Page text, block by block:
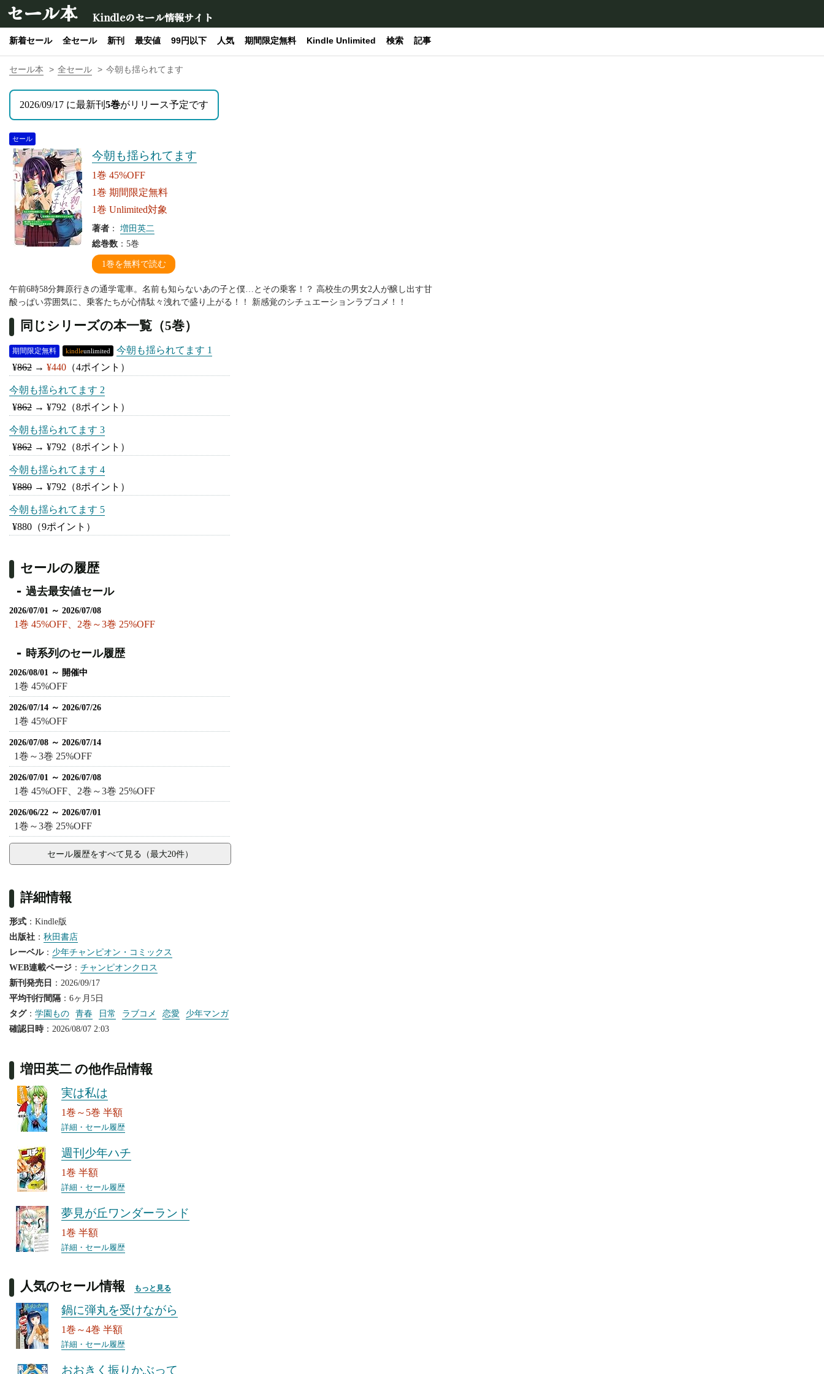
セール本 Kindleのセール情報サイト
新着セール 全セール 新刊 最安値 99円以下 人気 期間限定無料 Kindle Unlimited 検索 記事
セール本 全セール 今朝も揺られてます
2026/09/17 に最新刊 5巻がリリース予定です
セール
今朝も揺られてます
1巻 45%OFF
1巻 期間限定無料
1巻 Unlimited対象
著者 ： 増田英二
総巻数 ：5巻
1巻を無料で読む
午前6時58分舞原行きの通学電車。名前も知らないあの子と僕…とその乗客！？ 高校生の男女2人が醸し出す甘
酸っぱい雰囲気に、乗客たちが心情駄々洩れで盛り上がる！！ 新感覚のシチュエーションラブコメ！！
同じシリーズの本一覧（5巻）
期間限定無料 kindleunlimited
今朝も揺られてます 1
¥862 → ¥440 （4ポイント）
今朝も揺られてます 2
¥862 → ¥792 （8ポイント）
今朝も揺られてます 3
¥862 → ¥792 （8ポイント）
今朝も揺られてます 4
¥880 → ¥792 （8ポイント）
今朝も揺られてます 5
¥880 （9ポイント）
セールの履歴
過去最安値セール
2026/07/01 ～ 2026/07/08
1巻 45%OFF、2巻～3巻 25%OFF
時系列のセール履歴
2026/08/01 ～ 開催中
1巻 45%OFF
2026/07/14 ～ 2026/07/26
1巻 45%OFF
2026/07/08 ～ 2026/07/14
1巻～3巻 25%OFF
2026/07/01 ～ 2026/07/08
1巻 45%OFF、2巻～3巻 25%OFF
2026/06/22 ～ 2026/07/01
1巻～3巻 25%OFF
セール履歴をすべて見る（最大20件）
詳細情報
形式 ：Kindle版
出版社 ： 秋田書店
レーベル： 少年チャンピオン・コミックス
WEB連載ページ ： チャンピオンクロス
新刊発売日 ：2026/09/17
平均刊行間隔 ：6ヶ月5日
タグ： 学園もの 青春 日常 ラブコメ 恋愛
少年マンガ
確認日時：2026/08/07 2:03
増田英二 の他作品情報
実は私は
1巻～5巻 半額
詳細・セール履歴
週刊少年ハチ
1巻 半額
詳細・セール履歴
夢見が丘ワンダーランド
1巻 半額
詳細・セール履歴
人気のセール情報 もっと見る
鍋に弾丸を受けながら
1巻～4巻 半額
詳細・セール履歴
おおきく振りかぶって